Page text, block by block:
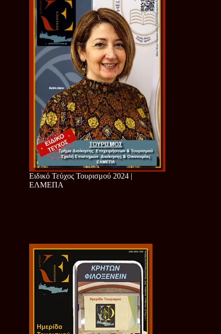
Ειδικό Τεύχος Τουρισμού 2024 |
ΕΛΜΕΠΑ